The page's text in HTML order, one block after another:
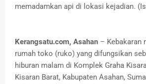
memadamkan api di lokasi kejadian.
Kerangsatu.com, Asahan – Kebakaran
rumah toko (ruko) yang difungsikan
hiburan malam di Komplek Graha
Kisaran Barat, Kabupaten Asahan,